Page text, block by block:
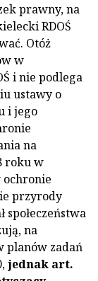
prawny, na
RDOŚ
Otóż
w
i nie podlega
ustawy o
i jego
na
roku w
ochronie
przyrody
na
planów zadań
jednak art.